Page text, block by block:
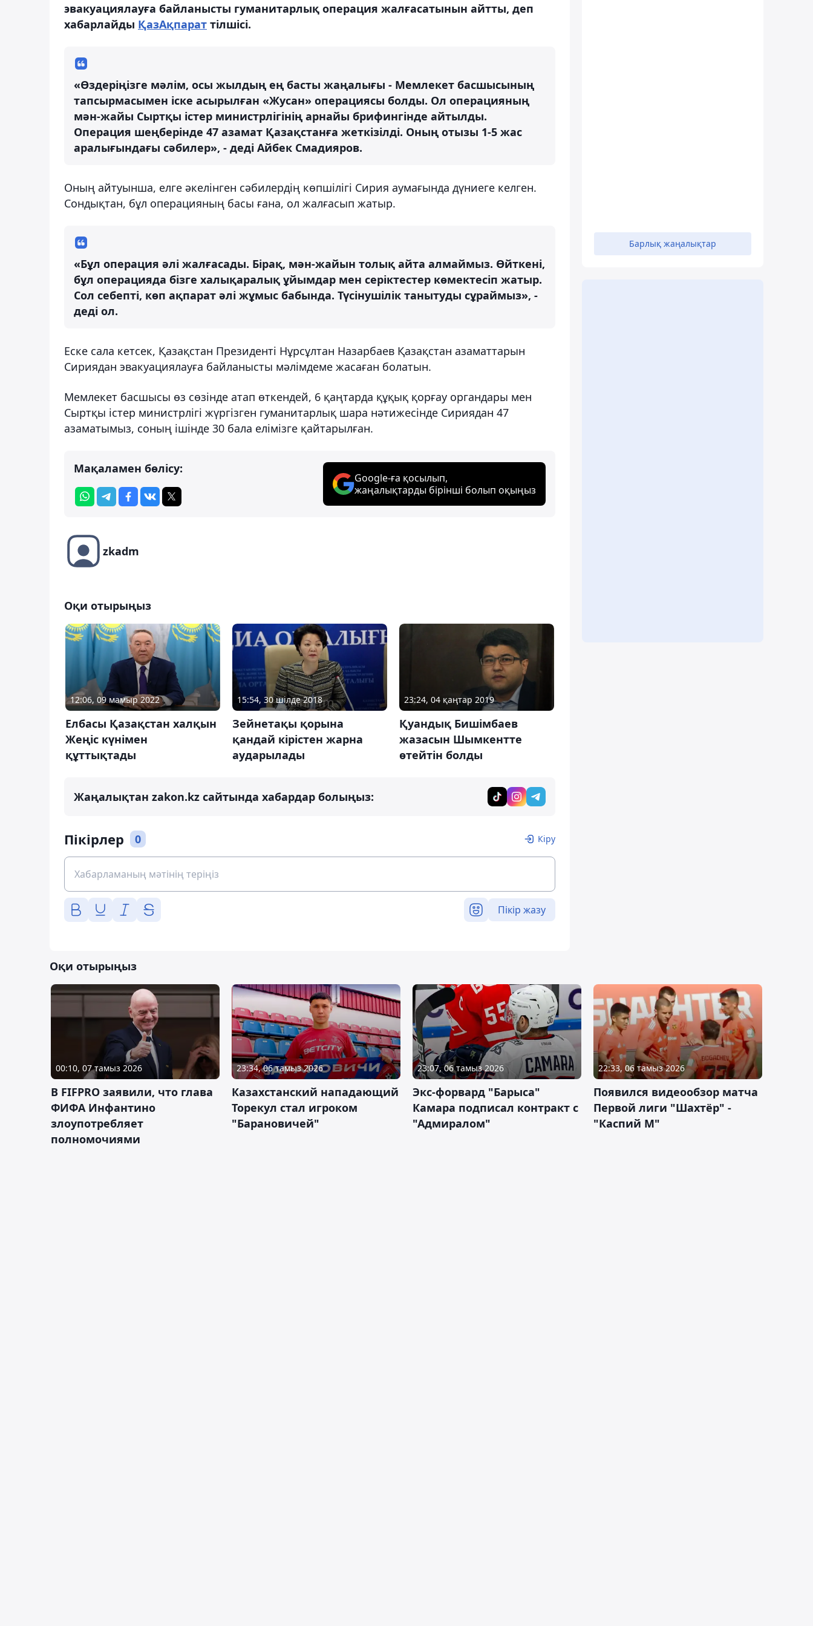
эвакуациялауға байланысты гуманитарлық операция жалғасатынын айтты, деп
хабарлайды ҚазАқпарат тілшісі.
«Өздеріңізге мәлім, осы жылдың ең басты жаңалығы - Мемлекет басшысының
тапсырмасымен іске асырылған «Жусан» операциясы болды. Ол операцияның
мән-жайы Сыртқы істер министрлігінің арнайы брифингінде айтылды.
Операция шеңберінде 47 азамат Қазақстанға жеткізілді. Оның отызы 1-5 жас
аралығындағы сәбилер», - деді Айбек Смадияров.
Оның айтуынша, елге әкелінген сәбилердің көпшілігі Сирия аумағында дүниеге келген.
Сондықтан, бұл операцияның басы ғана, ол жалғасып жатыр.
«Бұл операция әлі жалғасады. Бірақ, мән-жайын толық айта алмаймыз. Өйткені,
бұл операцияда бізге халықаралық ұйымдар мен серіктестер көмектесіп жатыр.
Сол себепті, көп ақпарат әлі жұмыс бабында. Түсінушілік танытуды сұраймыз», -
деді ол.
Еске сала кетсек, Қазақстан Президенті Нұрсұлтан Назарбаев Қазақстан азаматтарын
Сириядан эвакуациялауға байланысты мәлімдеме жасаған болатын.
Мемлекет басшысы өз сөзінде атап өткендей, 6 қаңтарда құқық қорғау органдары мен
Сыртқы істер министрлігі жүргізген гуманитарлық шара нәтижесінде Сириядан 47
азаматымыз, соның ішінде 30 бала елімізге қайтарылған.
Мақаламен бөлісу:
Google-ға қосылып,
жаңалықтарды бірінші болып оқыңыз
zkadm
Оқи отырыңыз
12:06, 09 мамыр 2022
Елбасы Қазақстан халқын
Жеңіс күнімен
құттықтады
15:54, 30 шілде 2018
Зейнетақы қорына
қандай кірістен жарна
аударылады
23:24, 04 қаңтар 2019
Қуандық Бишімбаев
жазасын Шымкентте
өтейтін болды
Жаңалықтан zakon.kz сайтында хабардар болыңыз:
Пікірлер 0 Кіру
Пікір жазу
Барлық жаңалықтар
Оқи отырыңыз
00:10, 07 тамыз 2026
В FIFPRO заявили, что глава
ФИФА Инфантино
злоупотребляет
полномочиями
23:34, 06 тамыз 2026
Казахстанский нападающий
Торекул стал игроком
"Барановичей"
23:07, 06 тамыз 2026
Экс-форвард "Барыса"
Камара подписал контракт с
"Адмиралом"
22:33, 06 тамыз 2026
Появился видеообзор матча
Первой лиги "Шахтёр" -
"Каспий М"